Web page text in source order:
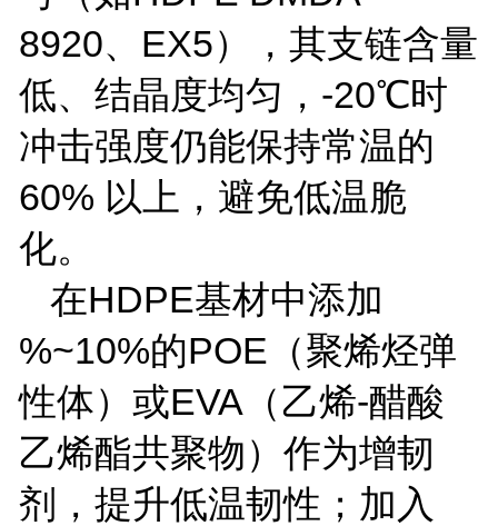
8920、 EX5），其支链含量
低、结晶度均匀， -20℃时
冲击强度仍能保持常温的
60% 以上，避免低温脆
化。
在HDPE基材中添加
%~10%的POE （聚烯烃弹
性体）或EVA （乙烯-醋酸
乙烯酯共聚物）作为增韧
剂，提升低温韧性；加入